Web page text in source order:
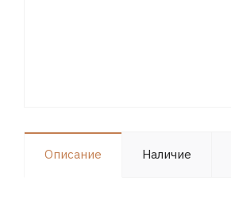
Описание Наличие